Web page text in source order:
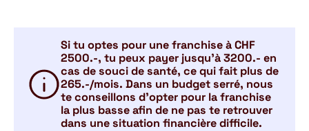
Si tu optes pour une franchise à CHF
2500.-, tu peux payer jusqu’à 3200.- en
cas de souci de santé, ce qui fait plus de
265.-/mois. Dans un budget serré, nous
te conseillons d'opter pour la franchise
la plus basse afin de ne pas te retrouver
dans une situation financière difficile.